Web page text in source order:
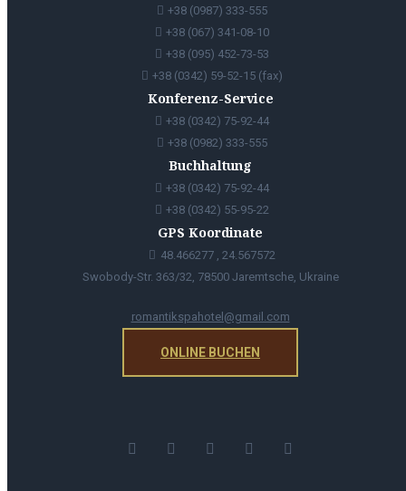
+38 (0987) 333-555
+38 (067) 341-08-10
+38 (095) 452-73-53
+38 (0342) 59-52-15 (fax)
Konferenz-Service
+38 (0342) 75-92-44
+38 (0982) 333-555
Buchhaltung
+38 (0342) 75-92-44
+38 (0342) 55-95-22
GPS Koordinate
48.466277 , 24.567572
Swobody-Str. 363/32, 78500 Jaremtsche, Ukraine
romantikspahotel@gmail.com
ONLINE BUCHEN